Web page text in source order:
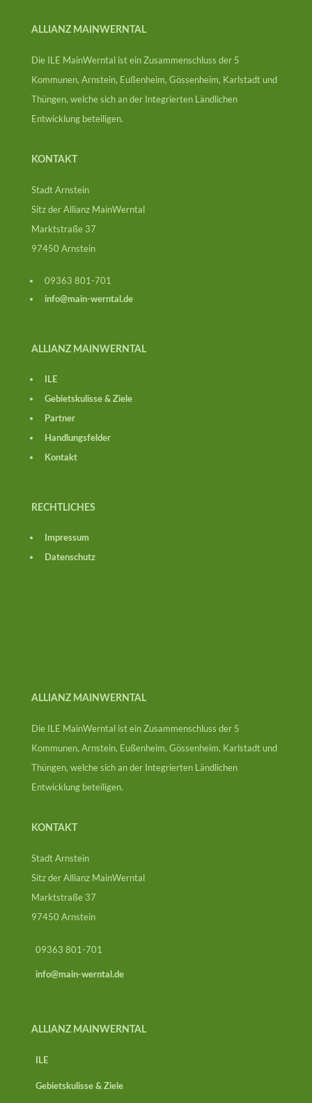
ALLIANZ MAINWERNTAL
Die ILE MainWerntal ist ein Zusammenschluss der 5
Kommunen, Arnstein, Eußenheim, Gössenheim, Karlstadt und
Thüngen, welche sich an der Integrierten Ländlichen
Entwicklung beteiligen.
KONTAKT
Stadt Arnstein
Sitz der Allianz MainWerntal
Marktstraße 37
97450 Arnstein
09363 801-701
info@main-werntal.de
ALLIANZ MAINWERNTAL
ILE
Gebietskulisse & Ziele
Partner
Handlungsfelder
Kontakt
RECHTLICHES
Impressum
Datenschutz
ALLIANZ MAINWERNTAL
Die ILE MainWerntal ist ein Zusammenschluss der 5
Kommunen, Arnstein, Eußenheim, Gössenheim, Karlstadt und
Thüngen, welche sich an der Integrierten Ländlichen
Entwicklung beteiligen.
KONTAKT
Stadt Arnstein
Sitz der Allianz MainWerntal
Marktstraße 37
97450 Arnstein
09363 801-701
info@main-werntal.de
ALLIANZ MAINWERNTAL
ILE
Gebietskulisse & Ziele